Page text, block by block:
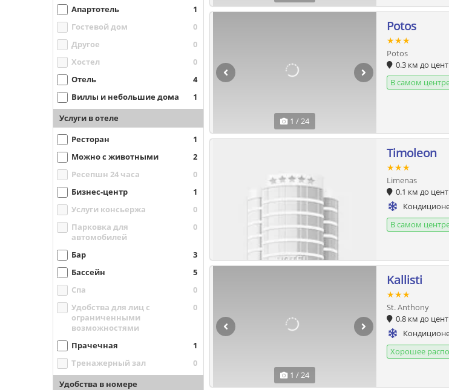
Апартотель
1
Гостевой дом
0
Другое
0
Хостел
0
Отель
4
Виллы и небольшие дома
1
Услуги в отеле
Ресторан
1
Можно с животными
2
Ресепшн 24 часа
0
Бизнес-центр
1
Услуги консьержа
0
Парковка для
автомобилей
0
Бар
3
Бассейн
5
Спа
0
Удобства для лиц с
ограниченными
возможностями
0
Прачечная
1
Тренажерный зал
0
Удобства в номере
1 / 24
Potos
★★★
Potos
0.3 км до
В самом
Timoleon
★★★
Limenas
0.1 км до
В самом
1 / 24
Kallisti
★★★
St. Anthony
0.8 км до
Хорошее